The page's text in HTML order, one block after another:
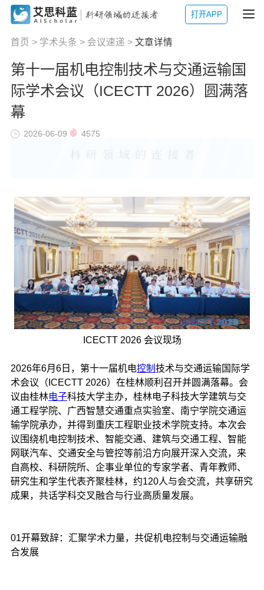
打开APP
首页 > 学术头条 > 会议速递 > 文章详情
第十一届机电控制技术与交通运输国
际学术会议（ICECTT 2026）圆满落
幕
2026-06-09 4575
ICECTT 2026 会议现场
2026年6月6日，第十一届机电控制 技术与交通运输国际学
术会议（ICECTT 2026）在桂林顺利召开并圆满落幕。会
议由桂林电子科技大学主办，桂林电子科技大学建筑与交
通工程学院、广西智慧交通重点实验室、南宁学院交通运
输学院承办，并得到重庆工程职业技术学院支持。本次会
议围绕机电控制技术、智能交通、建筑与交通工程、智能
网联汽车、交通安全与管控等前沿方向展开深入交流，来
自高校、科研院所、企事业单位的专家学者、青年教师、
研究生和学生代表齐聚桂林，约120人与会交流，共享研究
成果，共话学科交叉融合与行业高质量发展。
01开幕致辞：汇聚学术力量，共促机电控制与交通运输融
合发展